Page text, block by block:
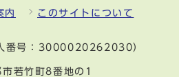
内 このサイトについて
番号：3000020262030）
若竹町8番地の1